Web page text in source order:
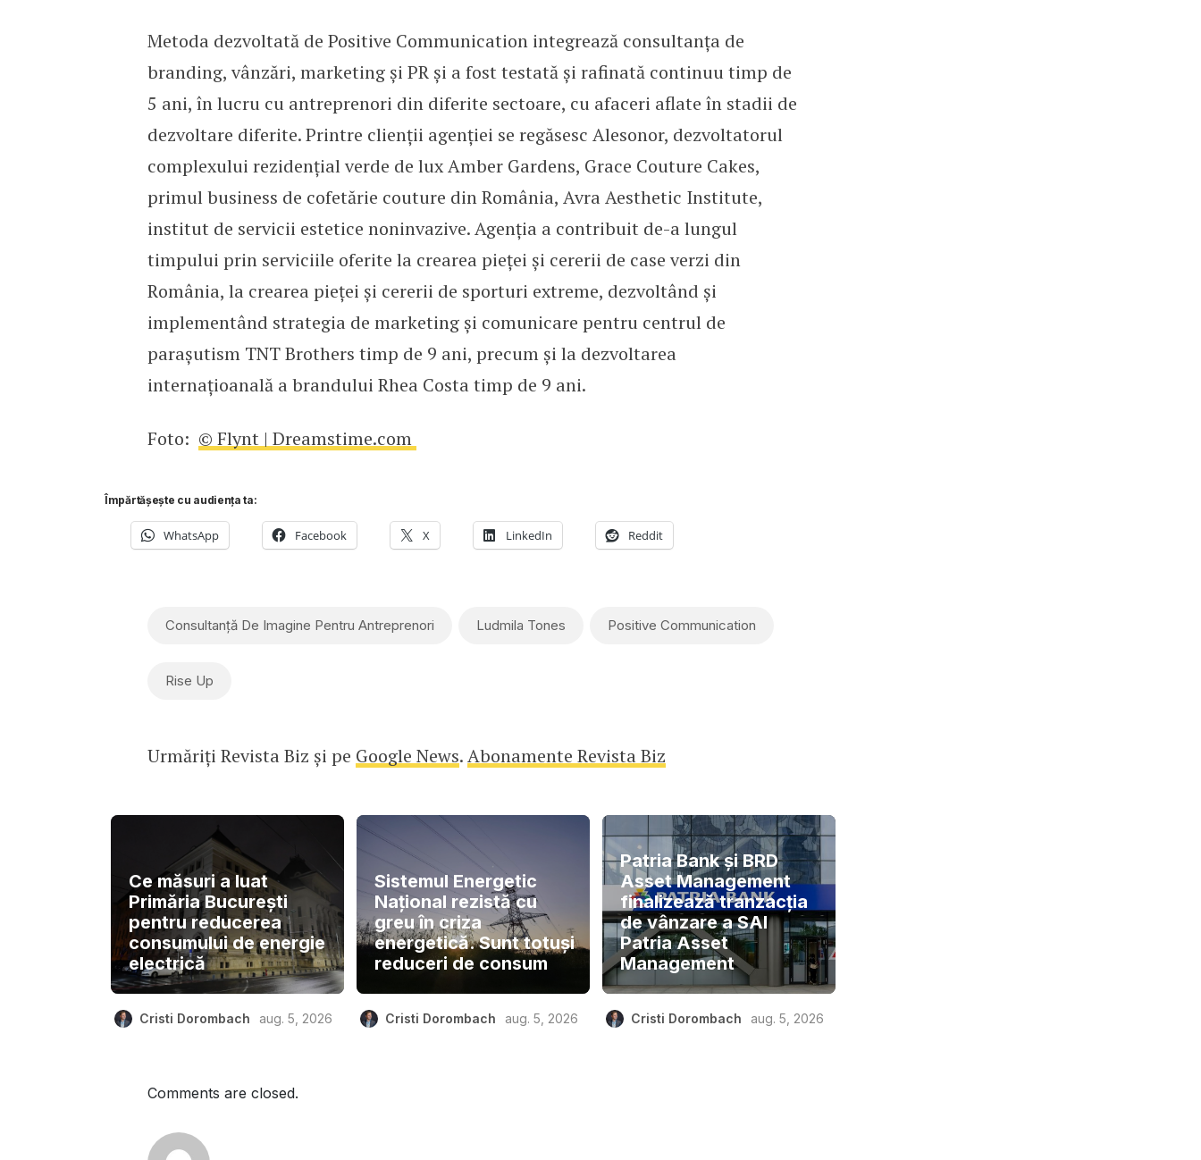
Metoda dezvoltată de Positive Communication integrează consultanţa de
branding, vânzări, marketing şi PR şi a fost testată şi rafinată continuu timp de
5 ani, în lucru cu antreprenori din diferite sectoare, cu afaceri aflate în stadii de
dezvoltare diferite. Printre clienţii agenției se regăsesc Alesonor, dezvoltatorul
complexului rezidenţial verde de lux Amber Gardens, Grace Couture Cakes,
primul business de cofetărie couture din România, Avra Aesthetic Institute,
institut de servicii estetice noninvazive. Agenția a contribuit de-a lungul
timpului prin serviciile oferite la crearea pieței și cererii de case verzi din
România, la crearea pieței și cererii de sporturi extreme, dezvoltând și
implementând strategia de marketing și comunicare pentru centrul de
parașutism TNT Brothers timp de 9 ani, precum și la dezvoltarea
internațioanală a brandului Rhea Costa timp de 9 ani.
Foto: © Flynt | Dreamstime.com
Împărtășește cu audiența ta:
WhatsApp Facebook X LinkedIn Reddit
Consultanță De Imagine Pentru Antreprenori Ludmila Tones Positive Communication
Rise Up
Urmăriți Revista Biz și pe Google News.Abonamente Revista Biz
Ce măsuri a luat
Primăria București
pentru reducerea
consumului de energie
electrică
Cristi Dorombach aug. 5, 2026
Sistemul Energetic
Național rezistă cu
greu în criza
energetică. Sunt totuși
reduceri de consum
Cristi Dorombach aug. 5, 2026
Patria Bank și BRD
Asset Management
finalizează tranzacția
de vânzare a SAI
Patria Asset
Management
Cristi Dorombach aug. 5, 2026
Comments are closed.